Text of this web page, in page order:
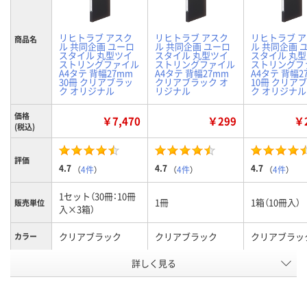
商品名 リヒトラブ アスク
ル 共同企画 ユーロ
スタイル 丸型ツイ
ストリングファイル
A4タテ 背幅27mm
30冊 クリアブラッ
ク オリジナル
リヒトラブ アスク
ル 共同企画 ユーロ
スタイル 丸型ツイ
ストリングファイル
A4タテ 背幅27mm
クリアブラック オ
リジナル
リヒトラブ
ル 共同企画
スタイル 丸
ストリング
A4タテ 背幅
10冊 クリア
ク オリジナル
価格
(税込)
￥7,470 ￥299
評価
4.7 （4件） 4.7 （4件） 4.7 （4件）
販売単位
1セット（30冊：10冊
入×3箱）
1冊 1箱（10冊入）
カラー クリアブラック クリアブラック クリアブラッ
3569936 4019225
詳しく見る